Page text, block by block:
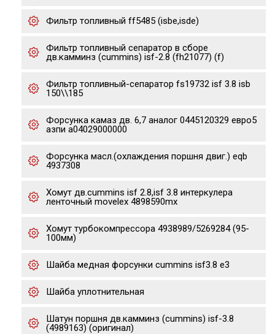
Фильтр топливный ff5485 (isbe,isde)
Фильтр топливный сепаратор в сборе
дв.камминз (cummins) isf-2.8 (fh21077) (f)
Фильтр топливный-сепаратор fs19732 isf 3.8 isb
150\\185
Форсунка камаз дв. 6,7 аналог 0445120329 евро5
азпи a04029000000
Форсунка масл.(охлаждения поршня двиг.) eqb
4937308
Хомут дв.cummins isf 2.8,isf 3.8 интеркулера
ленточный movelex 4898590mx
Хомут турбокомпрессора 4938989/5269284 (95-
100мм)
Шайба медная форсунки cummins isf3.8 e3
Шайба уплотнительная
Шатун поршня дв.камминз (cummins) isf-3.8
(4989163) (оригинал)